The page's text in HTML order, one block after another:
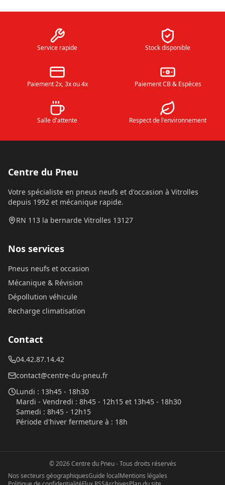
Service rapide Stock disponible
Paiement 2x, 3x ou 4x Paiement CB & Espèces
Salle d'attente Respect de l'environnement
Centre du Pneu
Votre spécialiste en pneus neufs et d'occasion à Vitrolles
depuis 1992 et mécanique rapide.
RN 113 la bernarde Vitrolles 13127
Nos services
Pneus neufs et occasion
Mécanique & Révision
Dépollution véhicule
Recharge climatisation
Contact
04.42.87.14.42
contact@centre-du-pneu.fr
Lundi : 13h45 - 18h30
Mardi - Vendredi : 8h45 - 12h15 et 13h45 - 18h30
Samedi : 8h45 - 12h15
Période d'hiver fermeture à : 18h
©2026 Centre du Pneu- Tous droits réservés
Nos secteurs géographiquesGuide localMentions légales